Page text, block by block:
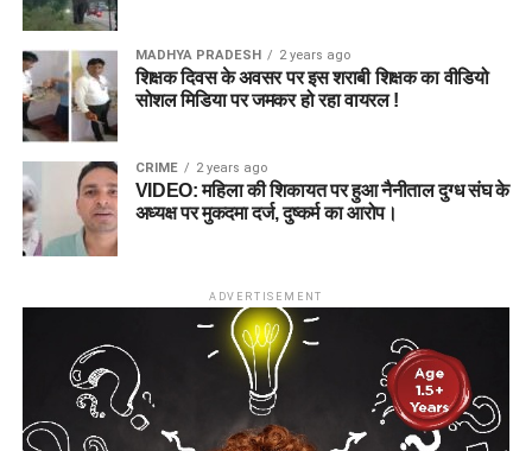
MADHYA PRADESH 2 years ago
शिक्षक दिवस के अवसर पर इस शराबी शिक्षक का वीडियो
सोशल मिडिया पर जमकर हो रहा वायरल !
CRIME 2 years ago
VIDEO: महिला की शिकायत पर हुआ नैनीताल दुग्ध संघ के
अध्यक्ष पर मुकदमा दर्ज, दुष्कर्म का आरोप।
ADVERTISEMENT